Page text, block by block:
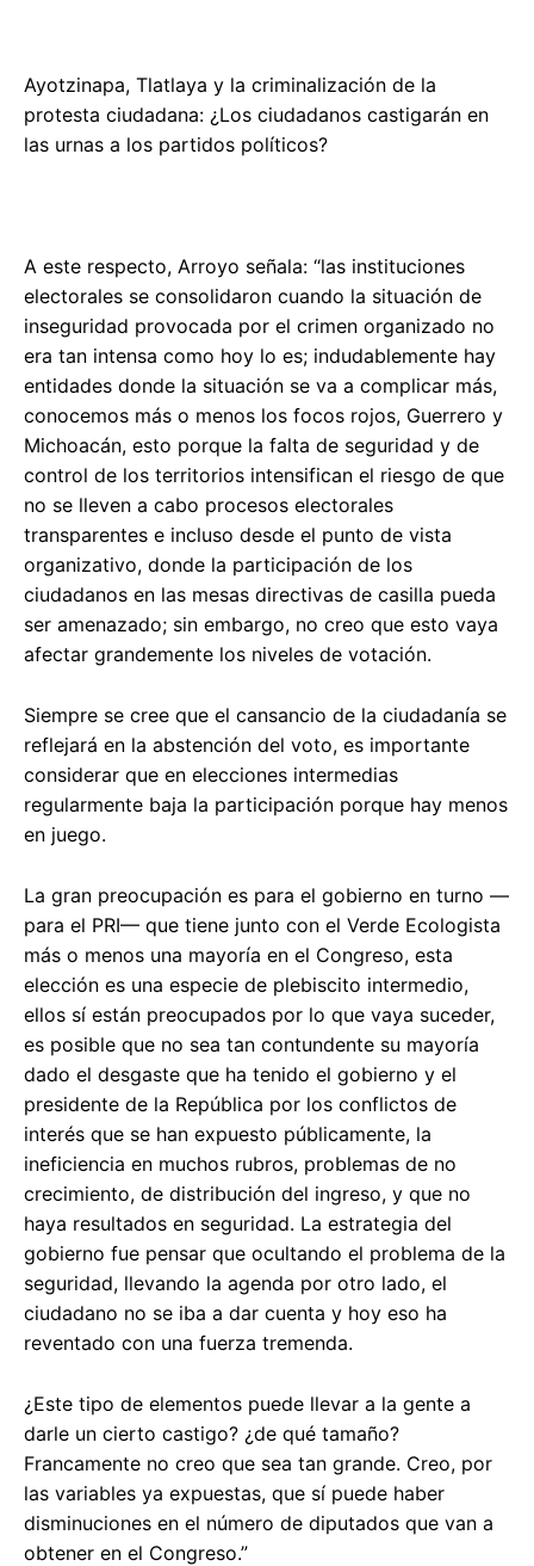
Ayotzinapa, Tlatlaya y la criminalización de la
protesta ciudadana: ¿Los ciudadanos castigarán en
las urnas a los partidos políticos?
A este respecto, Arroyo señala: “las instituciones
electorales se consolidaron cuando la situación de
inseguridad provocada por el crimen organizado no
era tan intensa como hoy lo es; indudablemente hay
entidades donde la situación se va a complicar más,
conocemos más o menos los focos rojos, Guerrero y
Michoacán, esto porque la falta de seguridad y de
control de los territorios intensifican el riesgo de que
no se lleven a cabo procesos electorales
transparentes e incluso desde el punto de vista
organizativo, donde la participación de los
ciudadanos en las mesas directivas de casilla pueda
ser amenazado; sin embargo, no creo que esto vaya
afectar grandemente los niveles de votación.
Siempre se cree que el cansancio de la ciudadanía se
reflejará en la abstención del voto, es importante
considerar que en elecciones intermedias
regularmente baja la participación porque hay menos
en juego.
La gran preocupación es para el gobierno en turno —
para el PRI— que tiene junto con el Verde Ecologista
más o menos una mayoría en el Congreso, esta
elección es una especie de plebiscito intermedio,
ellos sí están preocupados por lo que vaya suceder,
es posible que no sea tan contundente su mayoría
dado el desgaste que ha tenido el gobierno y el
presidente de la República por los conflictos de
interés que se han expuesto públicamente, la
ineficiencia en muchos rubros, problemas de no
crecimiento, de distribución del ingreso, y que no
haya resultados en seguridad. La estrategia del
gobierno fue pensar que ocultando el problema de la
seguridad, llevando la agenda por otro lado, el
ciudadano no se iba a dar cuenta y hoy eso ha
reventado con una fuerza tremenda.
¿Este tipo de elementos puede llevar a la gente a
darle un cierto castigo? ¿de qué tamaño?
Francamente no creo que sea tan grande. Creo, por
las variables ya expuestas, que sí puede haber
disminuciones en el número de diputados que van a
obtener en el Congreso.”